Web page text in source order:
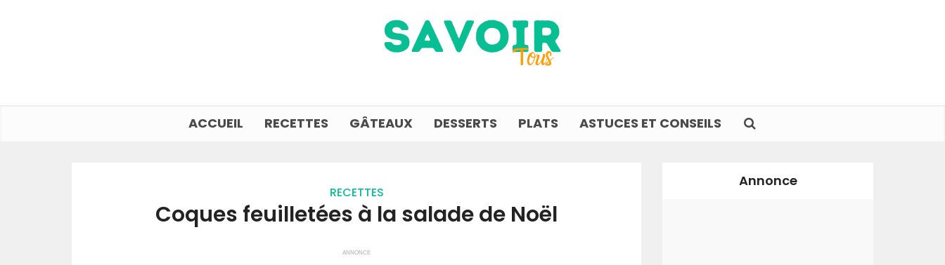
ACCUEIL RECETTES GÂTEAUX DESSERTS PLATS ASTUCES ET CONSEILS
RECETTES
Coques feuilletées à la salade de Noël
ANNONCE
Annonce